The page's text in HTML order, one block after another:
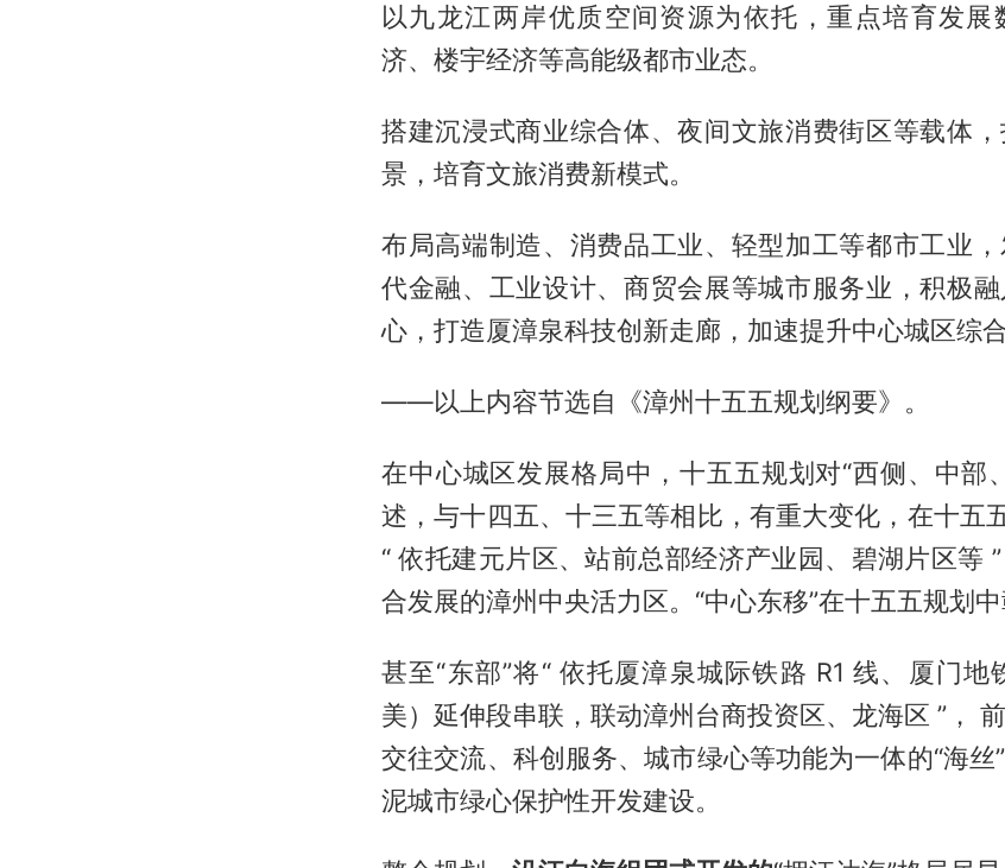
以九龙江两岸优质空间资源为依托，重点培育发展
济、楼宇经济等高能级都市业态。
搭建沉浸式商业综合体、夜间文旅消费街区等载体
景，培育文旅消费新模式。
布局高端制造、消费品工业、轻型加工等都市工业
代金融、工业设计、商贸会展等城市服务业，积极
心，打造厦漳泉科技创新走廊，加速提升中心城区综合
——以上内容节选自《漳州十五五规划纲要》。
在中心城区发展格局中，十五五规划对“西侧、中部
述，与十四五、十三五等相比，有重大变化，在十五
“ 依托建元片区、站前总部经济产业园、碧湖片区等
合发展的漳州中央活力区。“中心东移”在十五五规划中
甚至“东部”将“ 依托厦漳泉城际铁路 R1 线、厦门地
美）延伸段串联，联动漳州台商投资区、龙海区 ”，
交往交流、科创服务、城市绿心等功能为一体的“海丝
泥城市绿心保护性开发建设。